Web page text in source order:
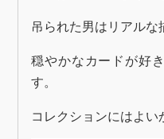
吊られた男はリアルな
穏やかなカードが好
す。
コレクションにはよい